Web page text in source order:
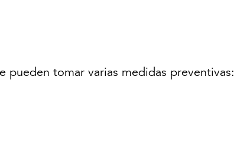
pueden tomar varias medidas preventivas: